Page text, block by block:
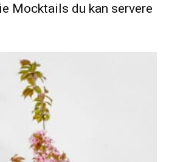
Mocktails du kan servere